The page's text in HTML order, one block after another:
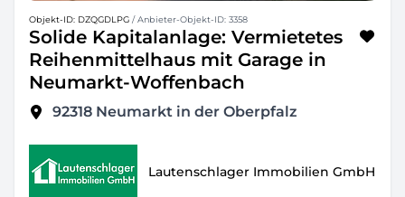
Objekt-ID: DZQGDLPG / Anbieter-Objekt-ID: 3358
Solide Kapitalanlage: Vermietetes
Reihenmittelhaus mit Garage in
Neumarkt-Woffenbach
92318 Neumarkt in der Oberpfalz
Lautenschlager Immobilien GmbH